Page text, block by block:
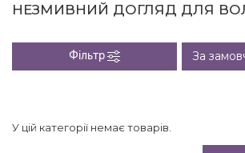
НЕЗМИВНИЙ ДОГЛЯД ДЛЯ
Фільтр
У цій категорії немає товарів.